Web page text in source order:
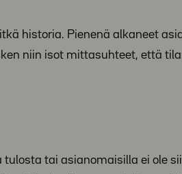
historia. Pienenä alkaneet
niin isot mittasuhteet, että
tai asianomaisilla ei ole